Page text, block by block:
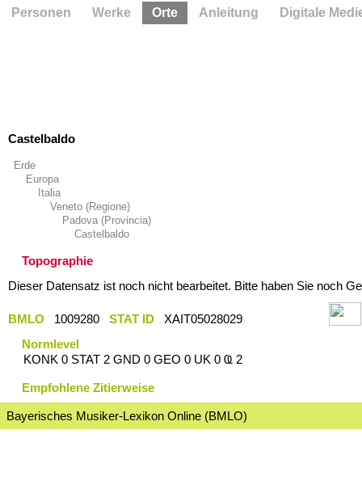
Castelbaldo
Erde
Europa
Italia
Veneto (Regione)
Padova (Provincia)
Castelbaldo
Topographie
Dieser Datensatz ist noch nicht bearbeitet. Bitte haben Sie noch
BMLO 1009280 STAT ID
XAIT05028029
Normlevel
KONK 0 STAT 2 GND 0 GEO 0 UK 0 Ҩ 2
Empfohlene Zitierweise
Bayerisches Musiker-Lexikon Online (BMLO)
Personen Werke Orte Anleitung Digitale